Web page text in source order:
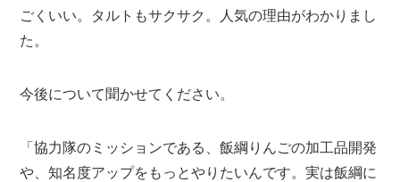
ごくいい。タルトもサクサク。人気の理由がわかりまし
た。
今後について聞かせてください。
「協力隊のミッションである、飯綱りんごの加工品開発
や、知名度アップをもっとやりたいんです。実は飯綱に